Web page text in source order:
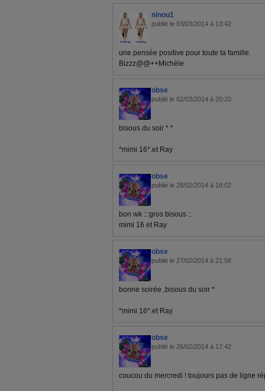
ninou1
publié le 03/03/2014 à 13:42
une pensée positive pour toute ta famille.
Bizzz@@++Michèle
obse
publié le 02/03/2014 à 20:20
bisous du soir * *
*mimi 16*.et Ray
obse
publié le 28/02/2014 à 18:02
bon wk :::gros bisous ::
mimi 16 et Ray
obse
publié le 27/02/2014 à 21:58
bonne soirée ,bisous du soir *
*mimi 16*.et Ray
obse
publié le 26/02/2014 à 17:42
coucou du mercredi ! toujours pas de ligne